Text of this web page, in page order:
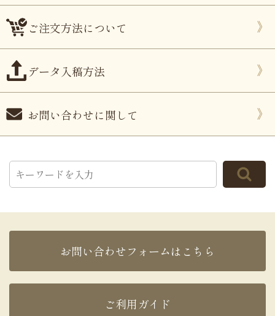
ご注文方法について
データ入稿方法
お問い合わせに関して
お問い合わせフォームはこちら
ご利用ガイド